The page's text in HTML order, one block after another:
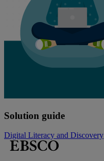
Solution guide
Digital Literacy and Discovery